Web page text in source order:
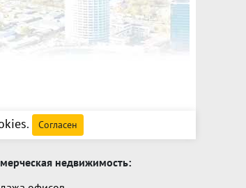
. Согласен
недвижимость: